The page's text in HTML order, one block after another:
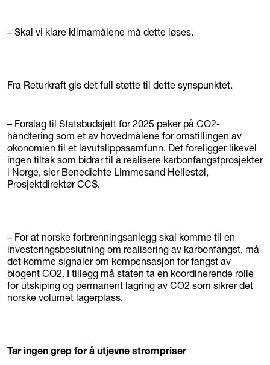
– Skal vi klare klimamålene må dette løses.
Fra Returkraft gis det full støtte til dette synspunktet.
– Forslag til Statsbudsjett for 2025 peker på CO2-
håndtering som et av hovedmålene for omstillingen av
økonomien til et lavutslippssamfunn. Det foreligger likevel
ingen tiltak som bidrar til å realisere karbonfangstprosjekter
i Norge, sier Benedichte Limmesand Hellestøl,
Prosjektdirektør CCS.
– For at norske forbrenningsanlegg skal komme til en
investeringsbeslutning om realisering av karbonfangst, må
det komme signaler om kompensasjon for fangst av
biogent CO2. I tillegg må staten ta en koordinerende rolle
for utskiping og permanent lagring av CO2 som sikrer det
norske volumet lagerplass.
Tar ingen grep for å utjevne strømpriser